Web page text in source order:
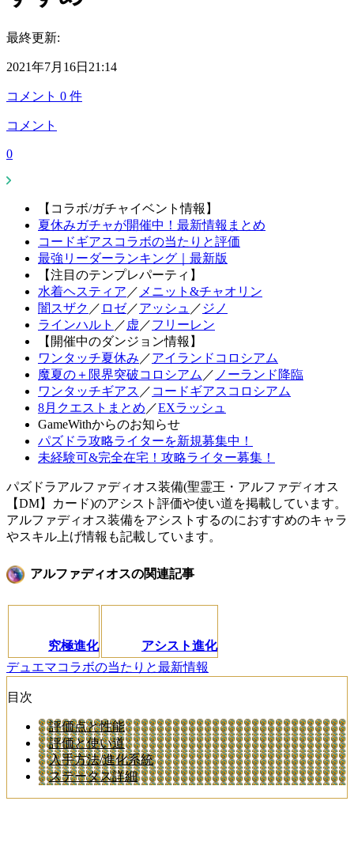
最終更新:
2021年7月16日21:14
コメント 0 件
コメント
0
【コラボ/ガチャイベント情報】
夏休みガチャが開催中！最新情報まとめ
コードギアスコラボの当たりと評価
最強リーダーランキング｜最新版
【注目のテンプレパーティ】
水着ヘスティア ／ メニット&チャオリン
闇スザク ／ ロゼ／アッシュ ／ ジノ
ラインハルト ／ 虚 ／フリーレン
【開催中のダンジョン情報】
ワンタッチ夏休み ／アイランドコロシアム
魔夏の＋限界突破コロシアム ／ ノーランド降臨
ワンタッチギアス ／ コードギアスコロシアム
8月クエストまとめ ／EXラッシュ
GameWithからのお知らせ
パズドラ攻略ライターを新規募集中！
未経験可&完全在宅！攻略ライター募集！
パズドラアルファディオス装備(聖霊王・アルファディオス
【DM】カード)のアシスト評価や使い道を掲載しています。
アルファディオス装備をアシストするのにおすすめのキャラ
やスキル上げ情報も記載しています。
アルファディオスの関連記事
究極進化
アシスト進化
デュエマコラボの当たりと最新情報
目次
評価点と性能
評価と使い道
入手方法/進化系統
ステータス詳細